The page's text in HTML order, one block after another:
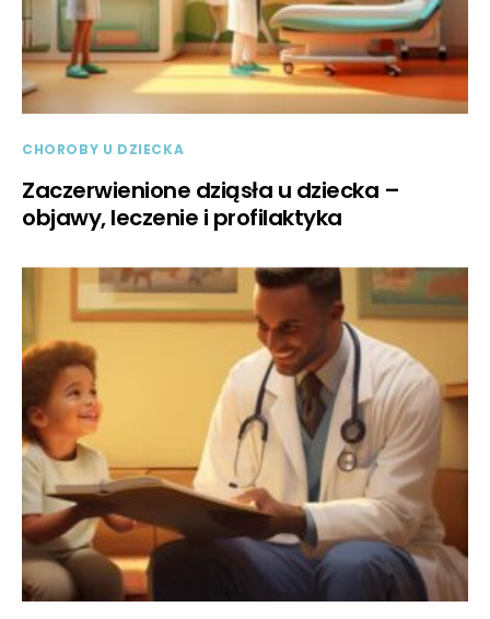
CHOROBY U DZIECKA
Zaczerwienione dziąsła u dziecka –
objawy, leczenie i profilaktyka